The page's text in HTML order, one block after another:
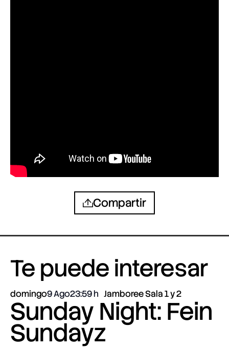
Compartir
Te puede interesar
domingo9 Ago23:59 Jamboree Sala 1 y 2
Sunday Night: Fein
Sundayz